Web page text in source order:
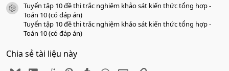
icon tài liệu
Tuyển tập 10 đề thi trắc nghiệm khảo sát kiến thức tổng hợp -
Toán 10 (có đáp án)
Tuyển tập 10 đề thi trắc nghiệm khảo sát kiến thức tổng hợp -
Toán 10 (có đáp án)
Chia sẻ tài liệu này